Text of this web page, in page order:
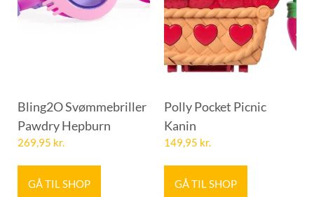
Bling2O Svømmebriller
Pawdry Hepburn
269,95 kr.
GÅ TIL SHOP
Polly Pocket Picnic
Kanin
149,95 kr.
GÅ TIL SHOP